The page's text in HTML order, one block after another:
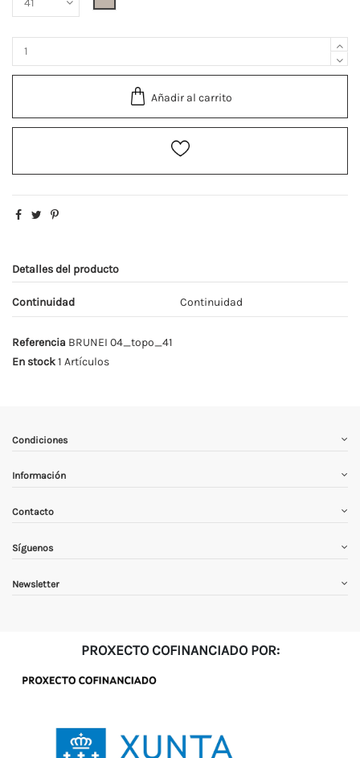
Añadir al carrito
Detalles del producto
Continuidad Continuidad
Referencia BRUNEI 04_topo_41
En stock1 Artículos
Condiciones
Información
Contacto
Síguenos
Newsletter
PROXECTO COFINANCIADO POR: